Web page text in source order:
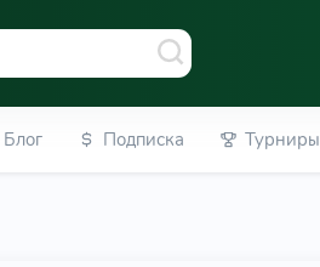
Блог Подписка Турниры